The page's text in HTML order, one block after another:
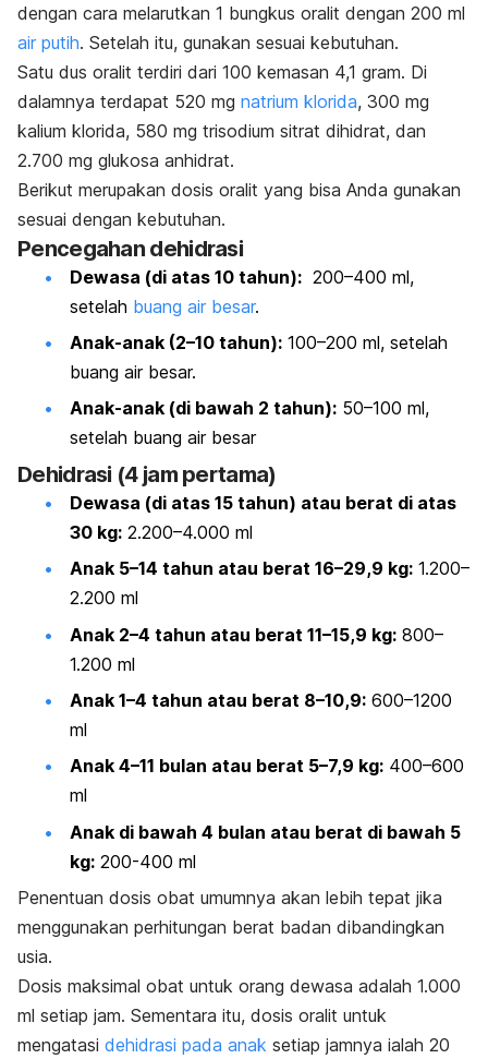
dengan cara melarutkan 1 bungkus oralit dengan 200 ml
air putih. Setelah itu, gunakan sesuai kebutuhan.
Satu dus oralit terdiri dari 100 kemasan 4,1 gram. Di
dalamnya terdapat 520 mg natrium klorida, 300 mg
kalium klorida, 580 mg trisodium sitrat dihidrat, dan
2.700 mg glukosa anhidrat.
Berikut merupakan dosis oralit yang bisa Anda gunakan
sesuai dengan kebutuhan.
Pencegahan dehidrasi
Dewasa (di atas 10 tahun): 200–400 ml,
setelah buang air besar.
Anak-anak (2–10 tahun): 100–200 ml, setelah
buang air besar.
Anak-anak (di bawah 2 tahun): 50–100 ml,
setelah buang air besar
Dehidrasi (4 jam pertama)
Dewasa (di atas 15 tahun) atau berat di atas
30 kg: 2.200–4.000 ml
Anak 5–14 tahun atau berat 16–29,9 kg: 1.200–
2.200 ml
Anak 2–4 tahun atau berat 11–15,9 kg: 800–
1.200 ml
Anak 1–4 tahun atau berat 8–10,9: 600–1200
ml
Anak 4–11 bulan atau berat 5–7,9 kg: 400–600
ml
Anak di bawah 4 bulan atau berat di bawah 5
kg: 200-400 ml
Penentuan dosis obat umumnya akan lebih tepat jika
menggunakan perhitungan berat badan dibandingkan
usia.
Dosis maksimal obat untuk orang dewasa adalah 1.000
ml setiap jam. Sementara itu, dosis oralit untuk
mengatasi dehidrasi pada anak setiap jamnya ialah 20